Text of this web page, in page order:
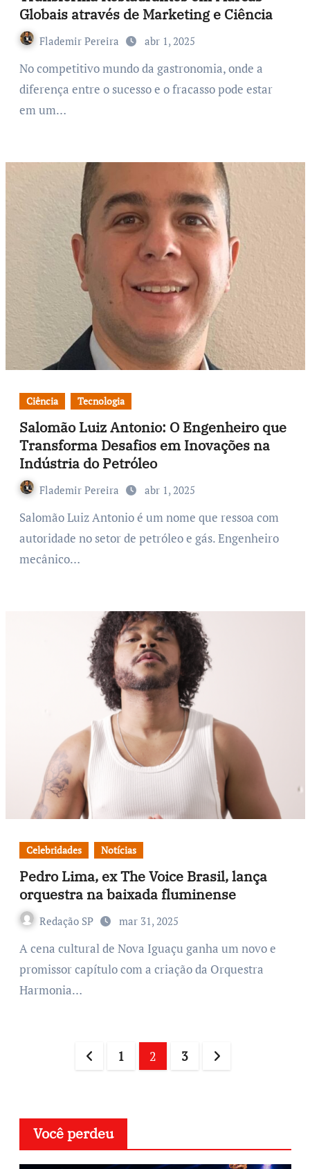
Globais através de Marketing e Ciência
Flademir Pereira abr 1, 2025
No competitivo mundo da gastronomia, onde a
diferença entre o sucesso e o fracasso pode estar
em um…
Ciência Tecnologia
Salomão Luiz Antonio: O Engenheiro que
Transforma Desafios em Inovações na
Indústria do Petróleo
Flademir Pereira abr 1, 2025
Salomão Luiz Antonio é um nome que ressoa com
autoridade no setor de petróleo e gás. Engenheiro
mecânico…
Celebridades Notícias
Pedro Lima, ex The Voice Brasil, lança
orquestra na baixada fluminense
Redação SP mar 31, 2025
A cena cultural de Nova Iguaçu ganha um novo e
promissor capítulo com a criação da Orquestra
Harmonia…
1 2 3
Você perdeu